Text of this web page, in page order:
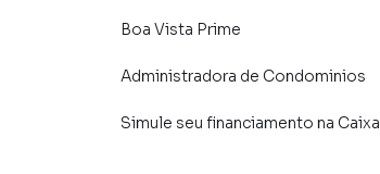
Boa Vista Prime
Administradora de Condominios
Simule seu financiamento na Caixa